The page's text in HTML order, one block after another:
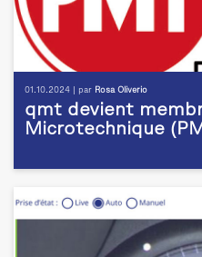
01.10.2024 | par Rosa Oliverio
qmt devient
Microtechnique